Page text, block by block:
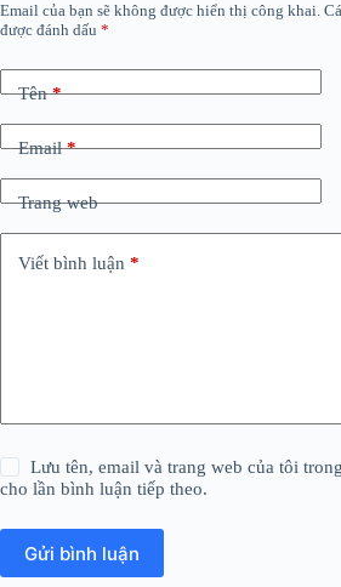
Email của bạn sẽ không được hiển thị công khai.
được đánh dấu *
Tên*
Email*
Trang web
Viết bình luận *
Lưu tên, email và trang web của tôi
cho lần bình luận tiếp theo.
Gửi bình luận